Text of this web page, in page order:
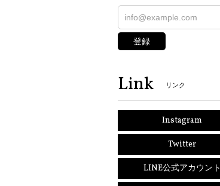
登録
Link リンク
Instagram
Twitter
LINE公式アカウント